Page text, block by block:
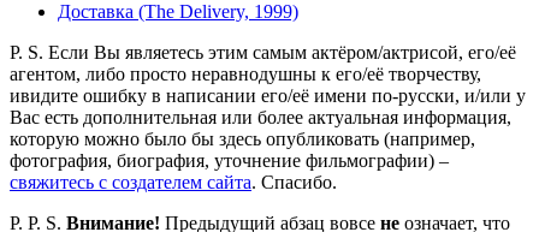
Доставка (The Delivery, 1999)
P. S. Если Вы являетесь этим самым актёром/актрисой, его/её
агентом, либо просто неравнодушны к его/её творчеству,
ивидите ошибку в написании его/её имени по-русски, и/или у
Вас есть дополнительная или более актуальная информация,
которую можно было бы здесь опубликовать (например,
фотография, биография, уточнение фильмографии) –
свяжитесь с создателем сайта. Спасибо.
P. P. S. Внимание! Предыдущий абзац вовсе не означает, что